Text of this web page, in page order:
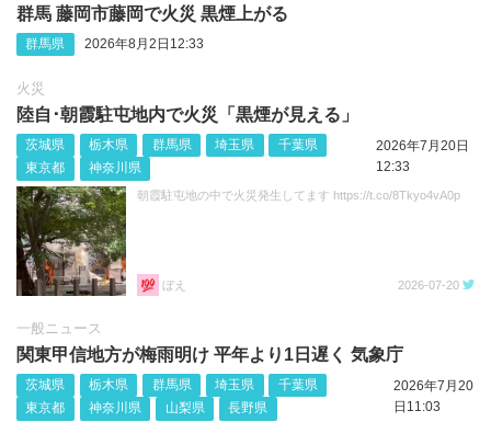
群馬 藤岡市藤岡で火災 黒煙上がる
群馬県 2026年8月2日12:33
火災
陸自･朝霞駐屯地内で火災「黒煙が見える」
茨城県 栃木県 群馬県 埼玉県
千葉県
東京都
神奈川県
2026年7月20日
12:33
朝霞駐屯地の中で火災発生してます https://t.co/8Tkyo4vA0p
ぼえ 2026-07-20
一般ニュース
関東甲信地方が梅雨明け 平年より1日遅く 気象庁
茨城県 栃木県 群馬県 埼玉県
千葉県
東京都
神奈川県 山梨県 長野県
2026年7月20
日11:03